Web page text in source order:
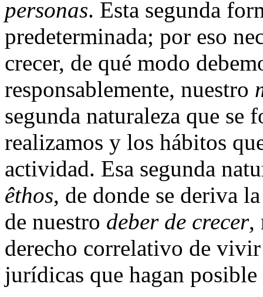
personas. Esta segunda
predeterminada; por eso
crecer, de qué modo
responsablemente, nuestro
segunda naturaleza que se
realizamos y los hábitos
actividad. Esa segunda
êthos, de donde se deriva
de nuestro deber de crecer,
derecho correlativo de
jurídicas que hagan